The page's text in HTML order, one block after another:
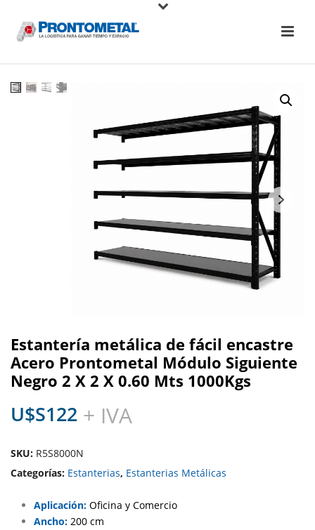
Estantería metálica de fácil encastre
Acero Prontometal Módulo Siguiente
Negro 2 X 2 X 0.60 Mts 1000Kgs
U$S122 + IVA
SKU: R5S8000N
Categorías: Estanterias, Estanterias Metálicas
Aplicación:Oficina y Comercio
Ancho:200 cm